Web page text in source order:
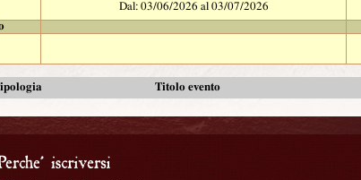
Dal: 03/06/2026 al 03/07/2026
Titolo evento